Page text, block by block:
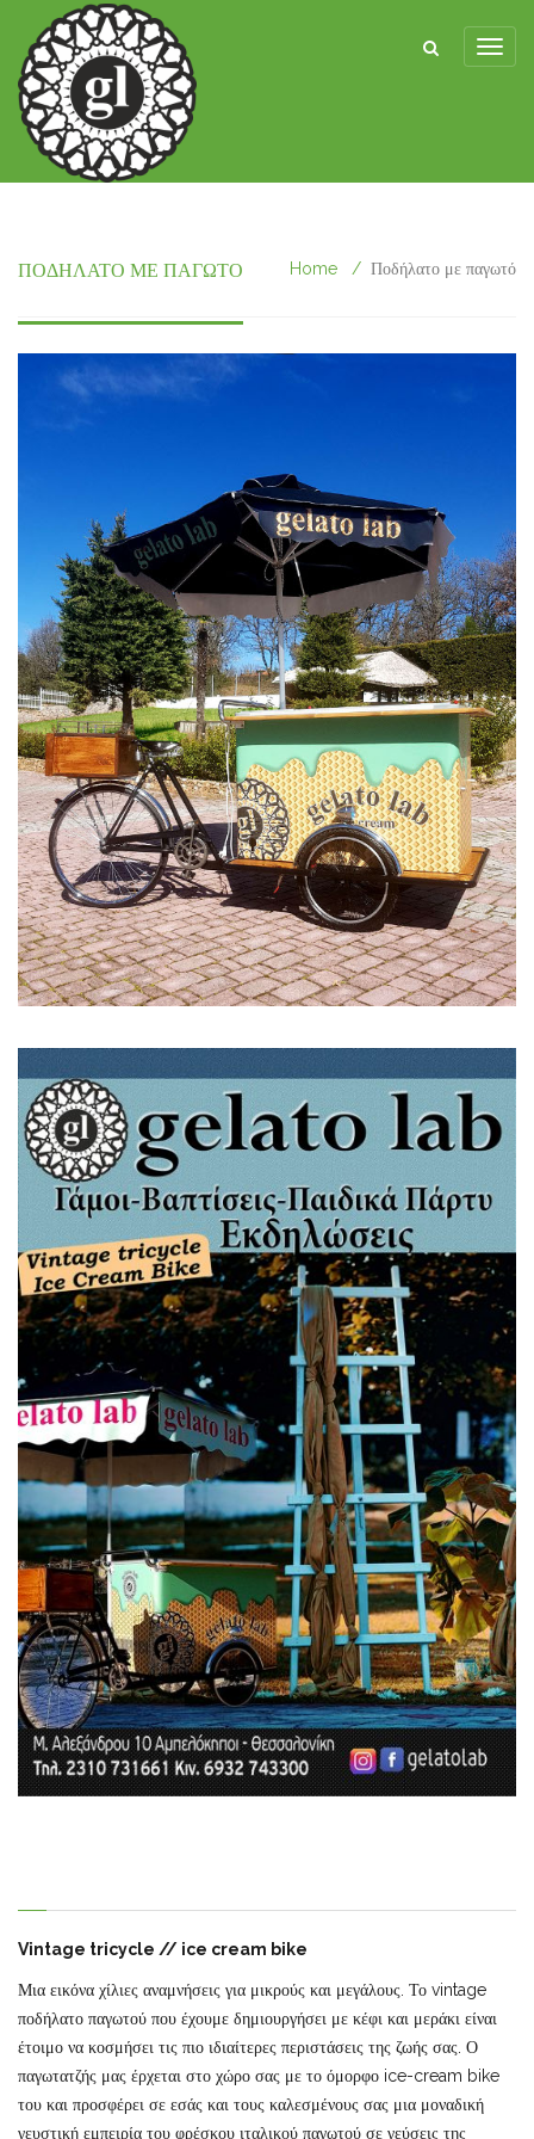
ΠΟΔΉΛΑΤΟ ΜΕ ΠΑΓΩΤΌ Home Ποδήλατο με παγωτό
Vintage tricycle // ice cream bike
Μια εικόνα χίλιες αναμνήσεις για μικρούς και μεγάλους. Το vintage
ποδήλατο παγωτού που έχουμε δημιουργήσει με κέφι και μεράκι είναι
έτοιμο να κοσμήσει τις πιο ιδιαίτερες περιστάσεις της ζωής σας. Ο
παγωτατζής μας έρχεται στο χώρο σας με το όμορφο ice-cream bike
του και προσφέρει σε εσάς και τους καλεσμένους σας μια μοναδική
γευστική εμπειρία του φρέσκου ιταλικού παγωτού σε γεύσεις της